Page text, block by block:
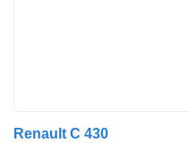
Renault C 430